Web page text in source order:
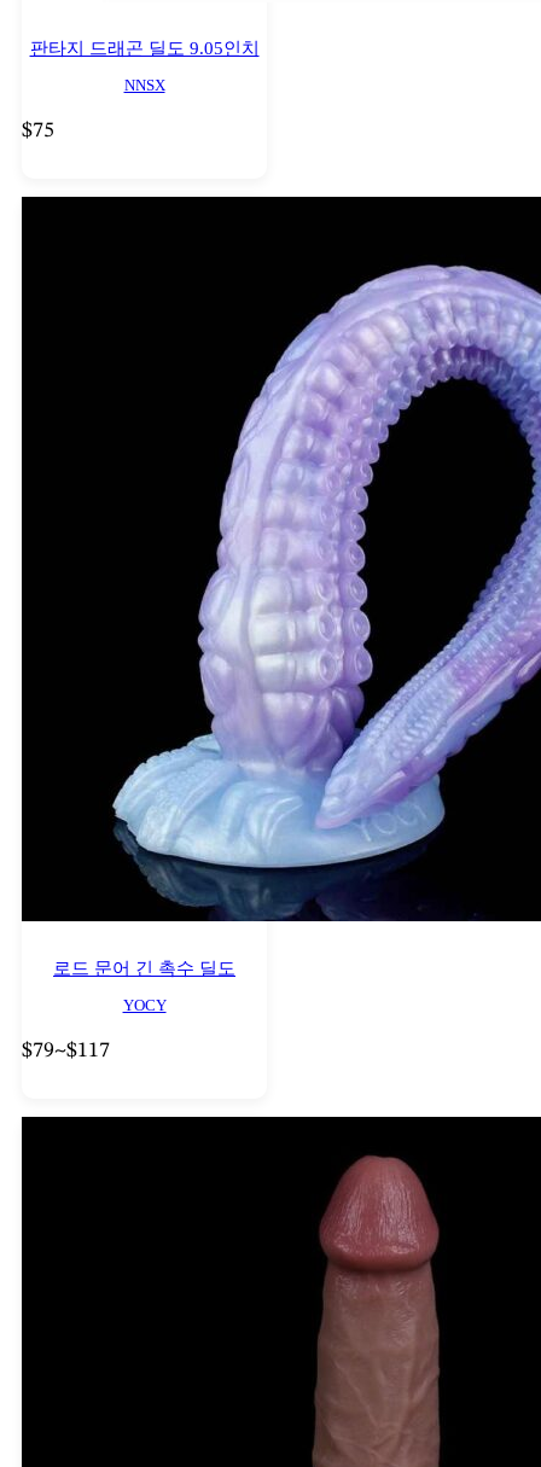
판타지 드래곤 딜도 9.05인치
NNSX
$75
로드 문어 긴 촉수 딜도
YOCY
$79~$117가
범